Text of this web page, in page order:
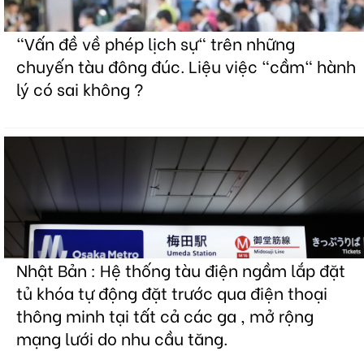
"Vấn đề về phép lịch sự" trên những
chuyến tàu đông đúc. Liệu việc "cầm" hành
lý có sai không ?
Nhật Bản : Hệ thống tàu điện ngầm lắp đặt
tủ khóa tự động đặt trước qua điện thoại
thông minh tại tất cả các ga , mở rộng
mạng lưới do nhu cầu tăng.